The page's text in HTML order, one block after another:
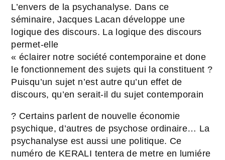
L’envers de la psychanalyse. Dans ce
séminaire, Jacques Lacan développe une
logique des discours. La logique des discours
permet-elle
« éclairer notre société contemporaine et done
le fonctionnement des sujets qui la constituent ?
Puisqu’un sujet n’est autre qu’un effet de
discours, qu’en serait-il du sujet contemporain
? Certains parlent de nouvelle économie
psychique, d’autres de psychose ordinaire… La
psychanalyse est aussi une politique. Ce
numéro de KERALI tentera de metre en lumiére